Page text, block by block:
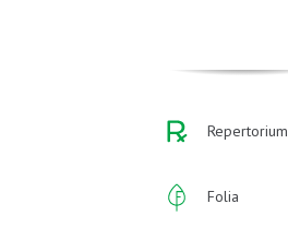
Repertorium
Folia